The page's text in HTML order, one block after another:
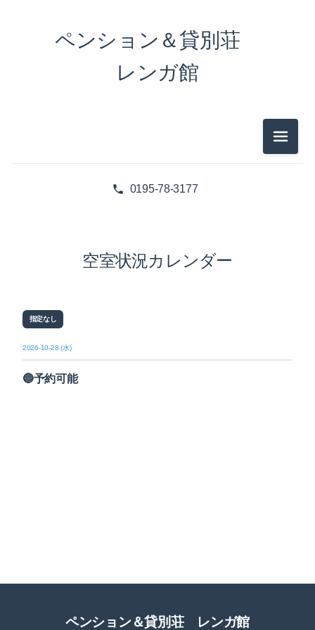
0195-78-3177
ペンション＆貸別荘
レンガ館
メニュ
空室状況カレンダー
指定なし
2026-10-28 (水)
🔵予約可能
ペンション＆貸別荘 レンガ館